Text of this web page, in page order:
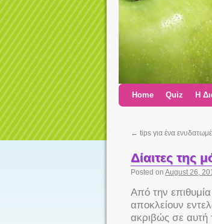
Home Quiz Η
← tips για ένα
Δίαιτες της
Posted on August 26,
Από την
αποκλείουν
ακριβώς σε αυτή